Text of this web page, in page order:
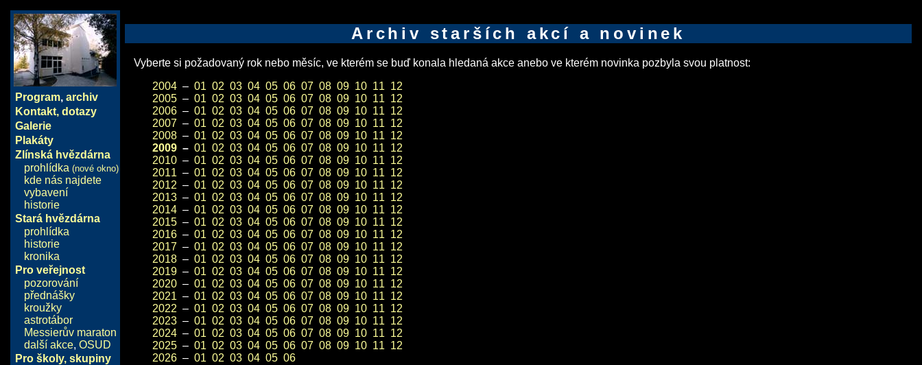
Program, archiv
Kontakt, dotazy
Galerie
Plakáty
Zlínská hvězdárna
prohlídka (nové okno)
kde nás najdete
vybavení
historie
Stará hvězdárna
prohlídka
historie
kronika
Pro veřejnost
pozorování
přednášky
kroužky
astrotábor
Messierův maraton
další akce, OSUD
Pro školy, skupiny
Archiv starších akcí a novinek
Vyberte si požadovaný rok nebo měsíc, ve kterém se buď konala hledaná akce anebo ve kterém novinka pozbyla svou platnost:
2004 – 01 02 03 04 05 06 07 08 09 10 11 12
2005 – 01 02 03 04 05 06 07 08 09 10 11 12
2006 – 01 02 03 04 05 06 07 08 09 10 11 12
2007 – 01 02 03 04 05 06 07 08 09 10 11 12
2008 – 01 02 03 04 05 06 07 08 09 10 11 12
2009 – 01 02 03 04 05 06 07 08 09 10 11 12
2010 – 01 02 03 04 05 06 07 08 09 10 11 12
2011 – 01 02 03 04 05 06 07 08 09 10 11 12
2012 – 01 02 03 04 05 06 07 08 09 10 11 12
2013 – 01 02 03 04 05 06 07 08 09 10 11 12
2014 – 01 02 03 04 05 06 07 08 09 10 11 12
2015 – 01 02 03 04 05 06 07 08 09 10 11 12
2016 – 01 02 03 04 05 06 07 08 09 10 11 12
2017 – 01 02 03 04 05 06 07 08 09 10 11 12
2018 – 01 02 03 04 05 06 07 08 09 10 11 12
2019 – 01 02 03 04 05 06 07 08 09 10 11 12
2020 – 01 02 03 04 05 06 07 08 09 10 11 12
2021 – 01 02 03 04 05 06 07 08 09 10 11 12
2022 – 01 02 03 04 05 06 07 08 09 10 11 12
2023 – 01 02 03 04 05 06 07 08 09 10 11 12
2024 – 01 02 03 04 05 06 07 08 09 10 11 12
2025 – 01 02 03 04 05 06 07 08 09 10 11 12
2026 – 01 02 03 04 05 06